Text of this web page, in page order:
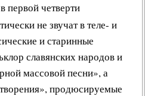
первой четверти
не звучат в теле- и
и старинные
славянских народов и
массовой песни», а
продюсируемые